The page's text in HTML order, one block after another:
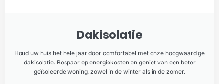
Dakisolatie
Houd uw huis het hele jaar door comfortabel met onze hoogwaardige
dakisolatie. Bespaar op energiekosten en geniet van een beter
geïsoleerde woning, zowel in de winter als in de zomer.